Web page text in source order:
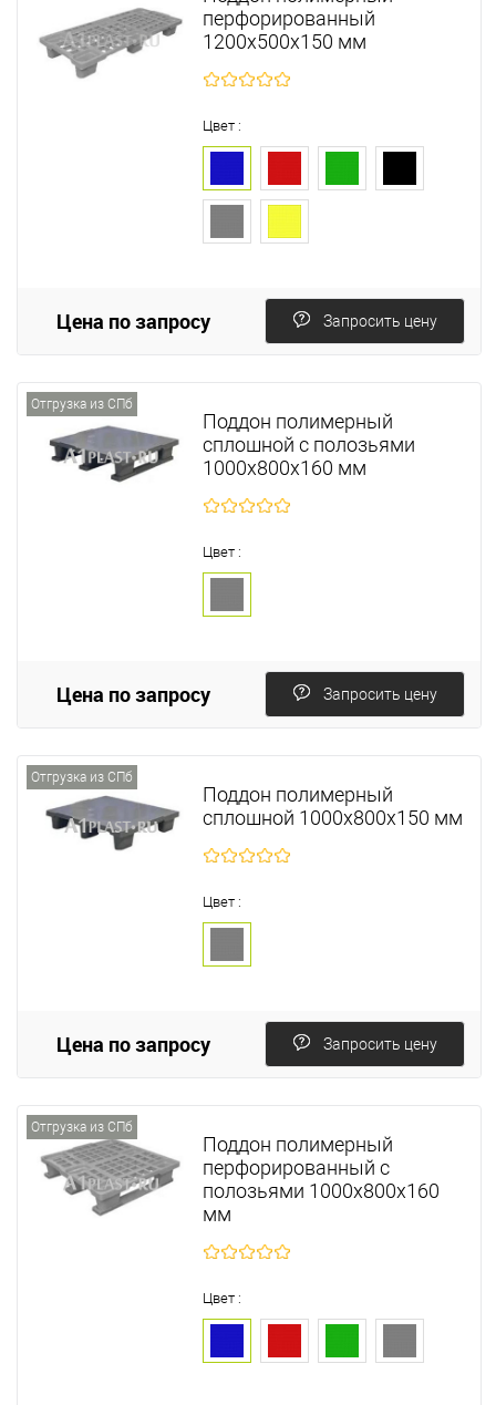
перфорированный
1200х500х150 мм
Цвет :
Цена по запросу Запросить цену
Отгрузка из СПб
Поддон полимерный
сплошной с полозьями
1000х800х160 мм
Цвет :
Цена по запросу Запросить цену
Отгрузка из СПб
Поддон полимерный
сплошной 1000х800х150 мм
Цвет :
Цена по запросу Запросить цену
Отгрузка из СПб
Поддон полимерный
перфорированный с
полозьями 1000х800х160
мм
Цвет :